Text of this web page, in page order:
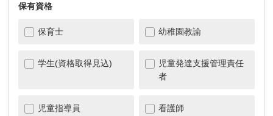
保有資格
保育士 幼稚園教諭
学生(資格取得見込)
児童発達支援管理責任
者
児童指導員 看護師